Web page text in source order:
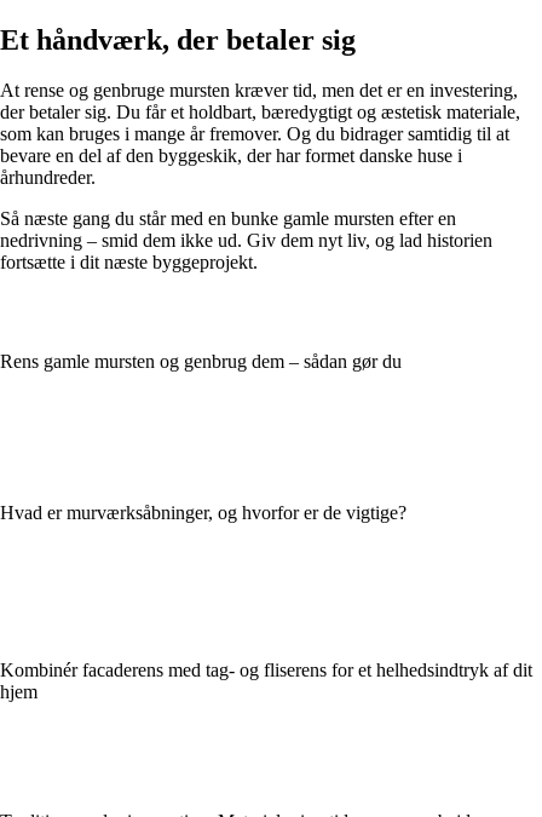
Et håndværk, der betaler sig
At rense og genbruge mursten kræver tid, men det er en investering,
der betaler sig. Du får et holdbart, bæredygtigt og æstetisk materiale,
som kan bruges i mange år fremover. Og du bidrager samtidig til at
bevare en del af den byggeskik, der har formet danske huse i
århundreder.
Så næste gang du står med en bunke gamle mursten efter en
nedrivning – smid dem ikke ud. Giv dem nyt liv, og lad historien
fortsætte i dit næste byggeprojekt.
Rens gamle mursten og genbrug dem – sådan gør du
Hvad er murværksåbninger, og hvorfor er de vigtige?
Kombinér facaderens med tag- og fliserens for et helhedsindtryk af dit
hjem